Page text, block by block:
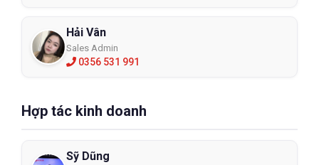
Hải Vân
Sales Admin
0356 531 991
Hợp tác kinh doanh
Sỹ Dũng